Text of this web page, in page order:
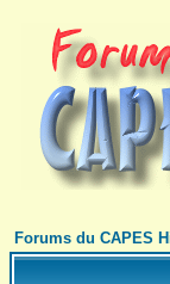
Forums du CAPES